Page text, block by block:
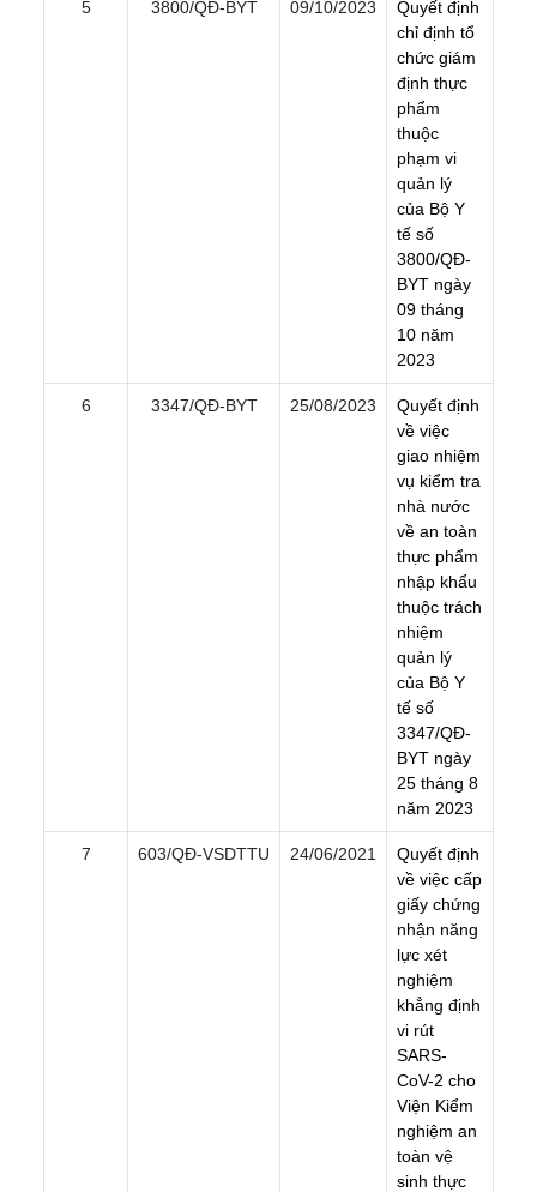
5 3800/QÐ-BYT 09/10/2023 Quyết định
chỉ định tổ
chức giám
định thực
phẩm
thuộc
phạm vi
quản lý
của Bộ Y
tế số
3800/QĐ-
BYT ngày
09 tháng
10 năm
2023
6 3347/QÐ-BYT 25/08/2023 Quyết định
về việc
giao nhiệm
vụ kiểm tra
nhà nước
về an toàn
thực phẩm
nhập khẩu
thuộc trách
nhiệm
quản lý
của Bộ Y
tế số
3347/QĐ-
BYT ngày
25 tháng 8
năm 2023
7 603/QÐ-VSDTTU 24/06/2021 Quyết định
về việc cấp
giấy chứng
nhận năng
lực xét
nghiệm
khẳng định
vi rút
SARS-
CoV-2 cho
Viện Kiểm
nghiệm an
toàn vệ
sinh thực